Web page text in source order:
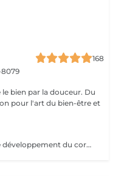
168
par la douceur. Du
pour l'art du bien-être et
Ce massage agit directement sur le développement du corps de la future maman. Il soulage les douleurs et les tensions musculaires ainsi que les crampes dans les jambes. Il permet également de favoriser le sommeil et la récupération, ainsi que la diminution des douleurs sciatiques. Du côté de bébé, il ressentira aussi le bien-être de sa maman et pourra donc se sentir en sécurité et heureux. Le massage est réalisé avec l'aide d'un coussin conçu spécialement pour vous permettre de vous allonger sur le ventre en toute sécurité et confort.